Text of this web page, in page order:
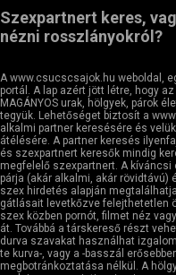
Szexpartnert keres,
nézni rosszlányokról?
A www.csucscsajok.hu weboldal,
portál. A lap azért jött létre, hogy
MAGÁNYOS urak, hölgyek, párok
tegyük. Lehetőséget biztosít a
alkalmi partner keresésére és
átélésére. A partner keresés
és szexpartnert keresők mindig
megfelelő szexpartnert. A kíváncsi
párja (akár alkalmi, akár
szex hirdetés alapján
gátlásait levetkőzve felejthetetlen
szex közben pornót, filmet néz
át. Továbbá a társkereső részt
durva szavakat használhat
te kurva-, vagy a -basszál
megbotránkoztatása nélkül. A